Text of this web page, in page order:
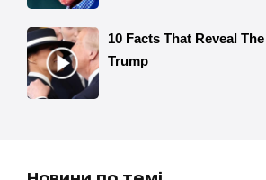
Новини по темі